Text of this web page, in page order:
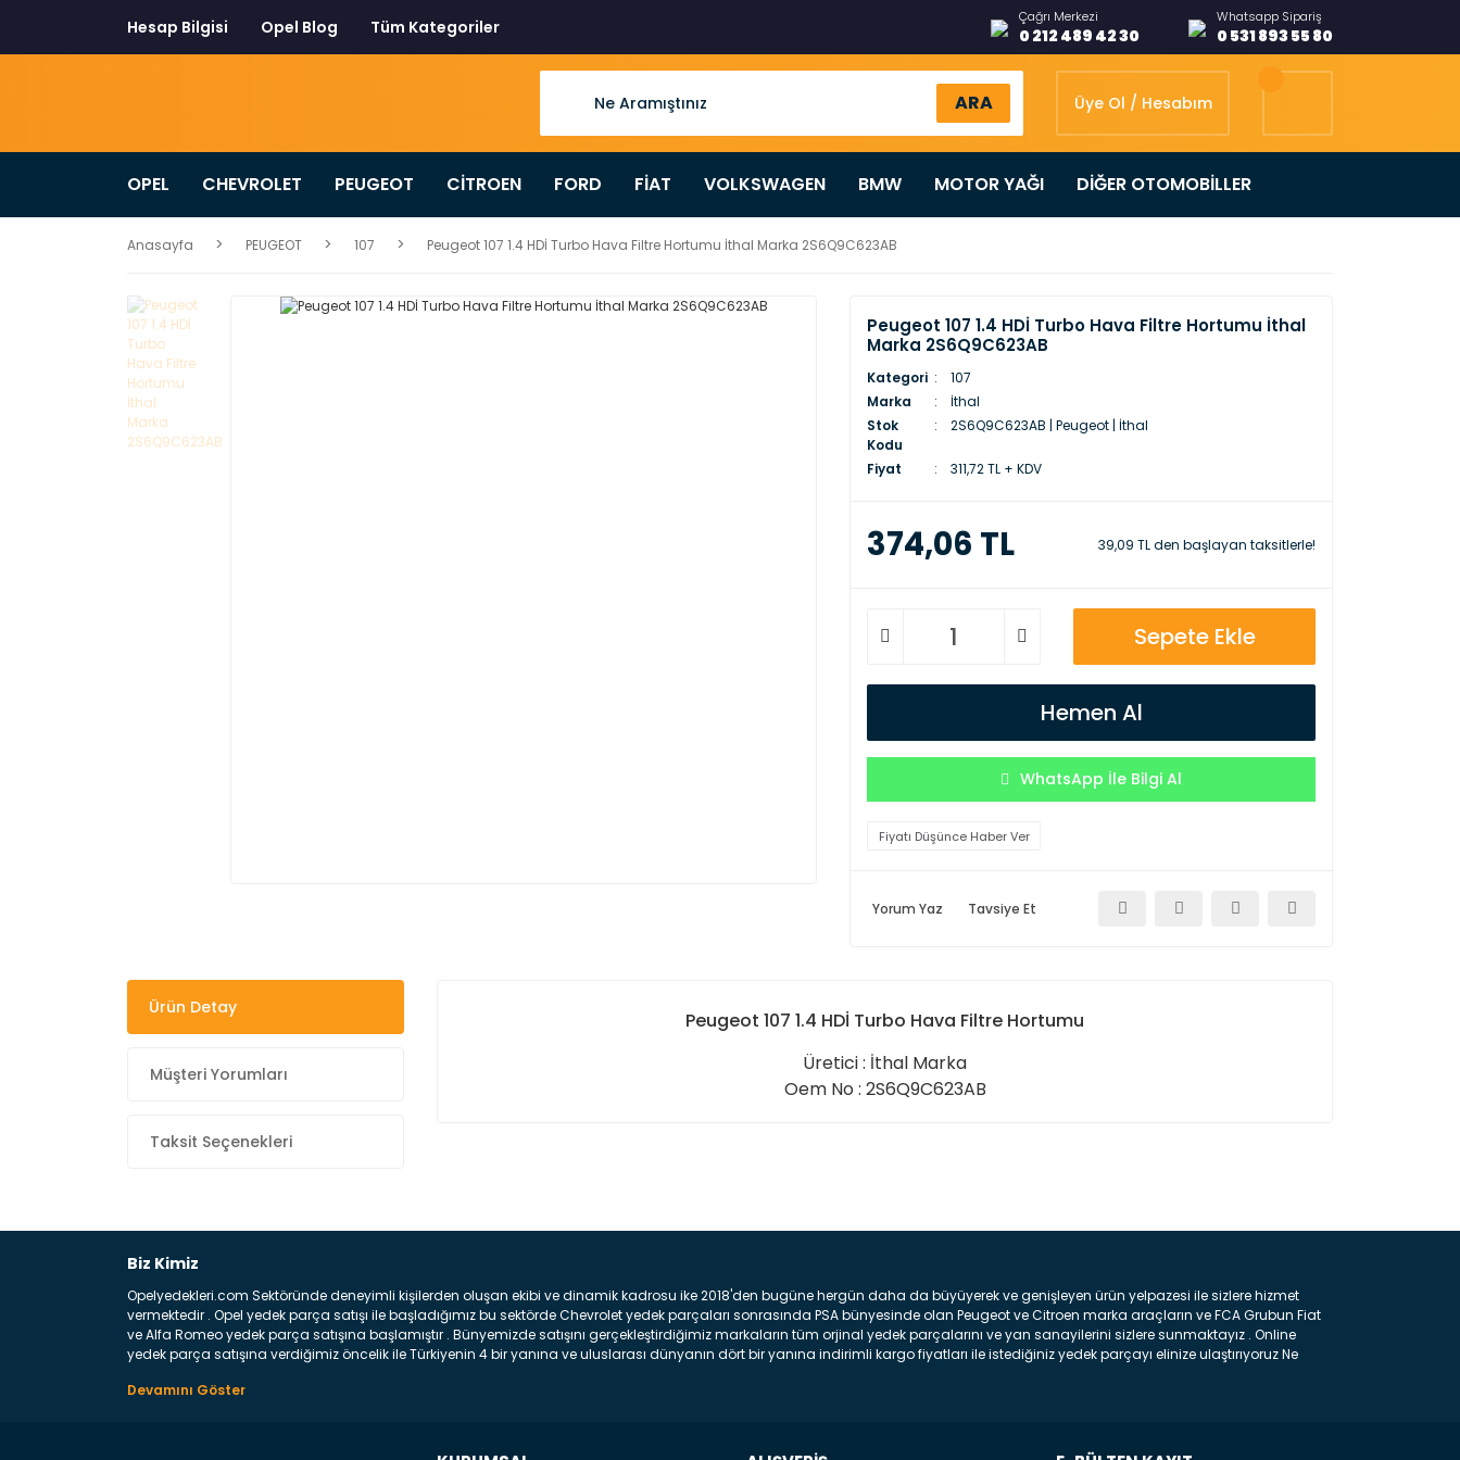
Hesap Bilgisi Opel Blog Tüm Kategoriler Çağrı Merkezi
0 212 489 42 30
Whatsapp Sipariş
0 531 893 55 80
ARA Üye Ol / Hesabım
OPEL CHEVROLET PEUGEOT CİTROEN FORD FİAT VOLKSWAGEN BMW MOTOR YAĞI DİĞER OTOMOBİLLER
Anasayfa PEUGEOT 107 Peugeot 107 1.4 HDİ Turbo Hava Filtre Hortumu İthal Marka 2S6Q9C623AB
Peugeot 107 1.4 HDİ Turbo Hava Filtre Hortumu İthal
Marka 2S6Q9C623AB
Kategori
107
Marka
İthal
Stok
Kodu
2S6Q9C623AB | Peugeot | İthal
Fiyat 311,72 TL + KDV
374,06 TL 39,09 TL den başlayan taksitlerle!
Sepete Ekle
Hemen Al
WhatsApp İle Bilgi Al
Fiyatı Düşünce Haber Ver
Yorum Yaz Tavsiye Et
Ürün Detay
Müşteri Yorumları
Taksit Seçenekleri
Peugeot 107 1.4 HDİ Turbo Hava Filtre Hortumu
Üretici : İthal Marka
Oem No : 2S6Q9C623AB
Biz Kimiz
Opelyedekleri.com Sektöründe deneyimli kişilerden oluşan ekibi ve dinamik kadrosu ike 2018'den bugüne hergün daha da büyüyerek ve genişleyen ürün yelpazesi ile sizlere hizmet
vermektedir . Opel yedek parça satışı ile başladığımız bu sektörde Chevrolet yedek parçaları sonrasında PSA bünyesinde olan Peugeot ve Citroen marka araçların ve FCA Grubun Fiat
ve Alfa Romeo yedek parça satışına başlamıştır . Bünyemizde satışını gerçekleştirdiğimiz markaların tüm orjinal yedek parçalarını ve yan sanayilerini sizlere sunmaktayız . Online
yedek parça satışına verdiğimiz öncelik ile Türkiyenin 4 bir yanına ve uluslarası dünyanın dört bir yanına indirimli kargo fiyatları ile istediğiniz yedek parçayı elinize ulaştırıyoruz Ne
belirttiğimiz parçalar sizlere fikir sağlayacaktır. Ön Tampon : Aracınızın ön kısmında bulunan plastik darbe emici amacı ile yapılmış olan kaporta aksam parçasıdır. Çamurluk :
üretilmiş disk ile teması sayesinde durmayı sağlayan aksam parçadır . Fren Diski : Aracımızın ön ve arka tekerlerinde bulunan frenleme ana elemanıdır . Hangi Araçlara Yedek Parça